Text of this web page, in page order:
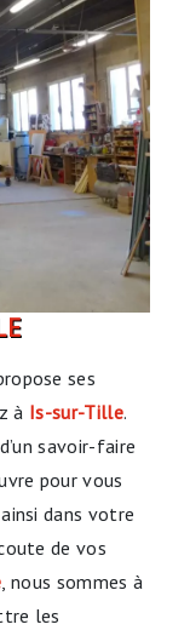
ses
à Is-sur-Tille.
savoir-faire
pour vous
dans votre
de vos
, nous sommes à
les